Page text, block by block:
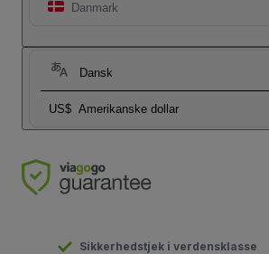
Danmark
Dansk
US$ Amerikanske dollar
Sikkerhedstjek i verdensklasse